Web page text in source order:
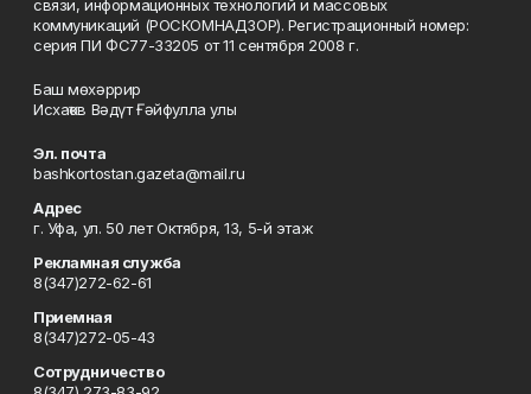
связи, информационных технологий и массовых
коммуникаций (РОСКОМНАДЗОР). Регистрационный номер:
серия ПИ ФС77-33205 от 11 сентября 2008 г.
Баш мөхәррир
Исхаҡов Вәдүт Ғәйфулла улы
Эл. почта
bashkortostan.gazeta@mail.ru
Адрес
г. Уфа, ул. 50 лет Октября, 13, 5-й этаж
Рекламная служба
8(347)272-62-61
Приемная
8(347)272-05-43
Сотрудничество